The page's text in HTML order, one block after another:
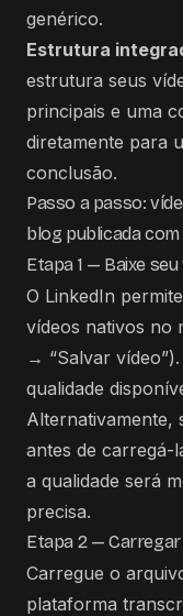
genérico.
Estrutura
estrutura seus
principais e uma
diretamente para
conclusão.
Passo a passo:
blog publicada com
Etapa 1 — Baixe
O LinkedIn
vídeos nativos no
→ “Salvar
qualidade
Alternativamente,
antes de carregá-
a qualidade será
precisa.
Etapa 2 — Carregar
Carregue o
plataforma